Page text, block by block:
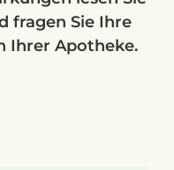
fragen Sie Ihre
Ihrer Apotheke.